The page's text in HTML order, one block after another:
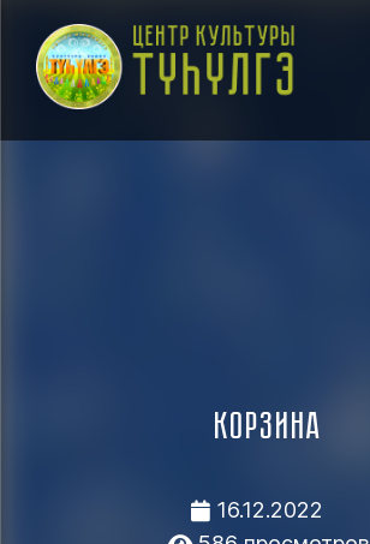
Корзина
16.12.2022